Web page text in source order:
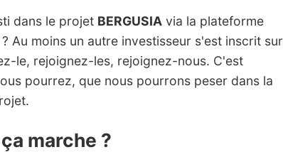
dans le projet BERGUSIA via la plateforme
? Au moins un autre investisseur s'est inscrit sur
le, rejoignez-les, rejoignez-nous. C'est
pourrez, que nous pourrons peser dans la
marche ?